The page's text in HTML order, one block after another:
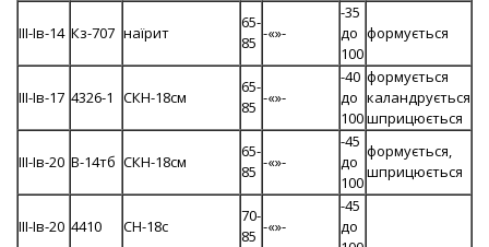
III-Iв-14 Кз-707 наїрит
65-
85 -«»-
-35
до
100
формується
III-Iв-17 4326-1 СКН-18см
65-
85 -«»-
-40
до
100
формується
каландрується
шприцюється
III-Iв-20 В-14тб СКН-18см
65-
85 -«»-
-45
до
100
формується,
шприцюється
III-Iв-20 4410 СН-18с
70-
85 -«»-
-45
до